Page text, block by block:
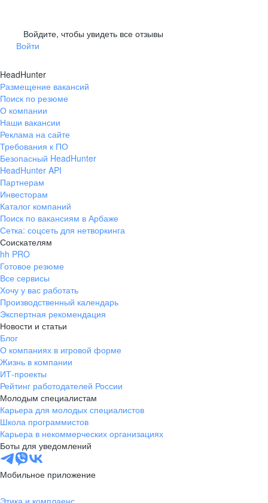
Войдите, чтобы увидеть все отзывы
Войти
HeadHunter
Размещение вакансий
Поиск по резюме
О компании
Наши вакансии
Реклама на сайте
Требования к ПО
Безопасный HeadHunter
HeadHunter API
Партнерам
Инвесторам
Каталог компаний
Поиск по вакансиям в Арбаже
Сетка: соцсеть для нетворкинга
Соискателям
hh PRO
Готовое резюме
Все сервисы
Хочу у вас работать
Производственный календарь
Экспертная рекомендация
Новости и статьи
Блог
О компаниях в игровой форме
Жизнь в компании
ИТ-проекты
Рейтинг работодателей России
Молодым специалистам
Карьера для молодых специалистов
Школа программистов
Карьера в некоммерческих организациях
Боты для уведомлений
Мобильное приложение